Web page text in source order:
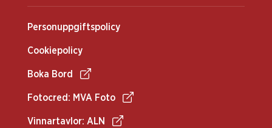
Personuppgiftspolicy
Cookiepolicy
Boka Bord
Fotocred: MVA Foto
Vinnartavlor: ALN